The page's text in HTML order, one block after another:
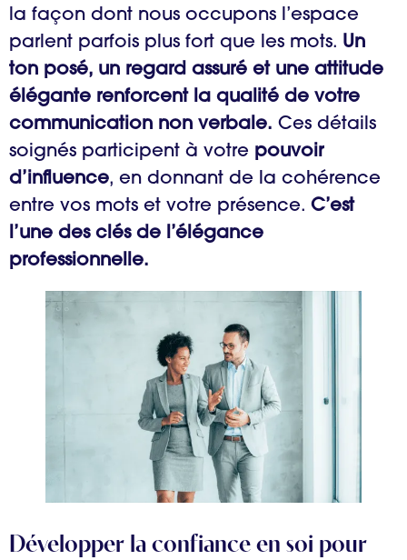
la façon dont nous occupons l’espace
parlent parfois plus fort que les mots. Un
ton posé, un regard assuré et une attitude
élégante renforcent la qualité de votre
communication non verbale. Ces détails
soignés participent à votre pouvoir
d’influence, en donnant de la cohérence
entre vos mots et votre présence. C’est
l’une des clés de l’élégance
professionnelle.
Développer la confiance en soi pour